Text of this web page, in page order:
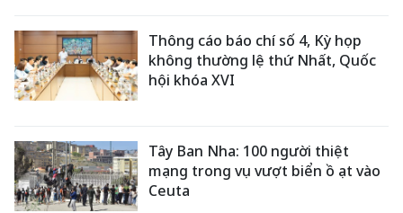
Thông cáo báo chí số 4, Kỳ họp
không thường lệ thứ Nhất, Quốc
hội khóa XVI
Tây Ban Nha: 100 người thiệt
mạng trong vụ vượt biển ồ ạt vào
Ceuta